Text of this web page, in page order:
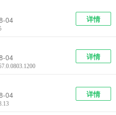
04
详情
04
详情
04
详情